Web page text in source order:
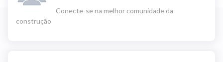
Conecte-se na melhor comunidade da
construção